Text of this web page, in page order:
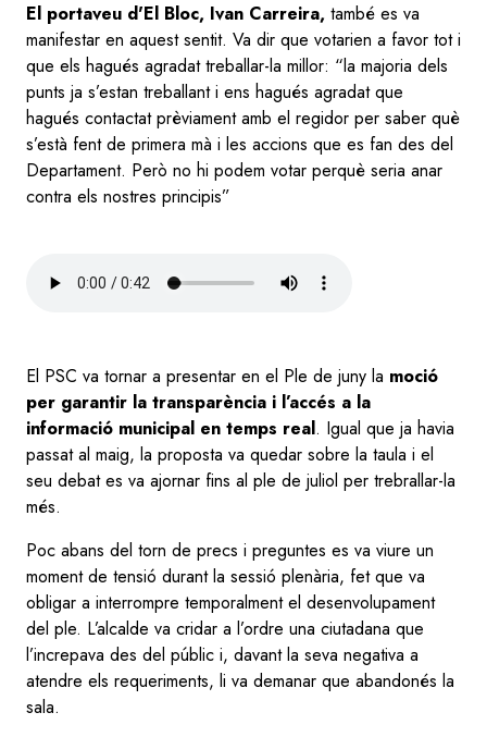
El portaveu d'El Bloc, Ivan Carreira, també es va
manifestar en aquest sentit. Va dir que votarien a favor tot i
que els hagués agradat treballar-la millor: “la majoria dels
punts ja s’estan treballant i ens hagués agradat que
hagués contactat prèviament amb el regidor per saber què
s’està fent de primera mà i les accions que es fan des del
Departament. Però no hi podem votar perquè seria anar
contra els nostres principis”
El PSC va tornar a presentar en el Ple de juny la moció
per garantir la transparència i l’accés a la
informació municipal en temps real. Igual que ja havia
passat al maig, la proposta va quedar sobre la taula i el
seu debat es va ajornar fins al ple de juliol per trebrallar-la
més.
Poc abans del torn de precs i preguntes es va viure un
moment de tensió durant la sessió plenària, fet que va
obligar a interrompre temporalment el desenvolupament
del ple. L’alcalde va cridar a l’ordre una ciutadana que
l’increpava des del públic i, davant la seva negativa a
atendre els requeriments, li va demanar que abandonés la
sala.